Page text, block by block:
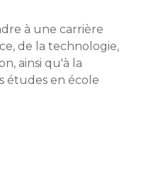
de stabilité
pour les étudiants
à une carrière
de la technologie,
ainsi qu'à la
études en école